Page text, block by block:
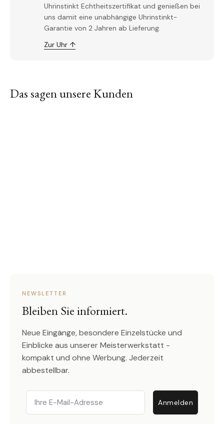
Uhrinstinkt Echtheitszertifikat und genießen bei
uns damit eine unabhängige Uhrinstinkt-
Garantie von 2 Jahren ab Lieferung.
Zur Uhr ↑
Das sagen unsere Kunden
NEWSLETTER
Bleiben Sie informiert.
Neue Eingänge, besondere Einzelstücke und
Einblicke aus unserer Meisterwerkstatt -
kompakt und ohne Werbung. Jederzeit
abbestellbar.
Email
Anmelden